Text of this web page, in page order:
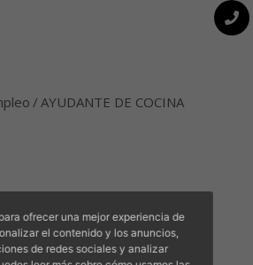
casi puede tocar el mar desde su
en una zona llena de actividad,
AYUDANTE DE COCINA
ofrecer una mejor experiencia de
el contenido y los anuncios,
de redes sociales y analizar